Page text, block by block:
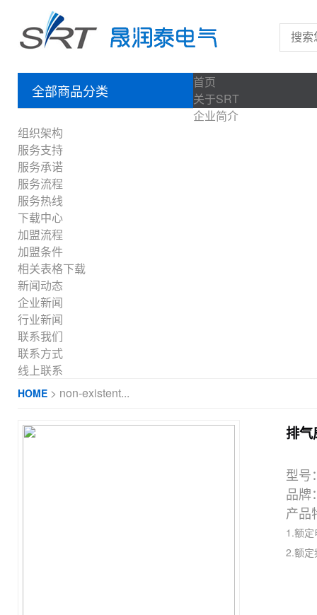
全部商品分类
首页
关于SRT
企业简介
组织架构
服务支持
服务承诺
服务流程
服务热线
下载中心
加盟流程
加盟条件
相关表格下载
新闻动态
企业新闻
行业新闻
联系我们
联系方式
线上联系
HOME > non-existent...
排气
型号
品牌
产品
1.额
2.额